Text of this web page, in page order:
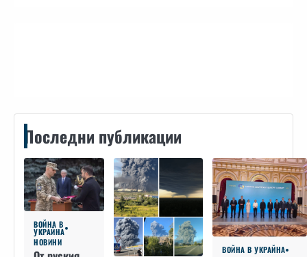
Последни публикации
ВОЙНА В
УКРАЙНА
НОВИНИ
ВОЙНА В УКРАЙНА